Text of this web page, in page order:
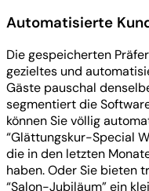
Automatisierte
Die gespeicherten
gezieltes und
Gäste pauschal
segmentiert die
können Sie völlig
“Glättungskur-Special
die in den letzten
haben. Oder Sie bieten
“Salon-Jubiläum” ein